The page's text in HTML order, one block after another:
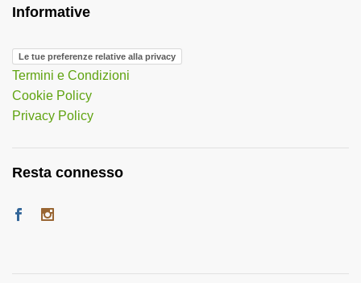
Informative
Le tue preferenze relative alla privacy
Termini e Condizioni
Cookie Policy
Privacy Policy
Resta connesso